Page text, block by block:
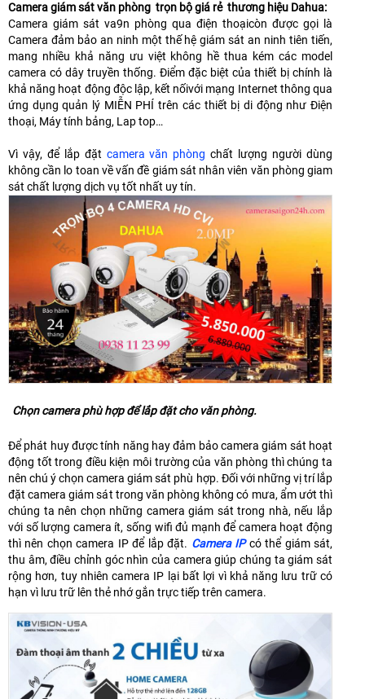
Camera giám sát văn phòng trọn bộ giá rẻ thương hiệu Dahua:
Camera giám sát va9n phòng qua điện thoạicòn được gọi là
Camera đảm bảo an ninh một thế hệ giám sát an ninh tiên tiến,
mang nhiều khả năng ưu việt không hề thua kém các model
camera có dây truyền thống. Điểm đặc biệt của thiết bị chính là
khả năng hoạt động độc lập, kết nốivới mạng Internet thông qua
ứng dụng quản lý MIỄN PHÍ trên các thiết bị di động như Điện
thoại, Máy tính bảng, Lap top…
Vì vậy, để lắp đặt camera văn phòng chất lượng người dùng
không cần lo toan về vấn đề giám sát nhân viên văn phòng giam
sát chất lượng dịch vụ tốt nhất uy tín.
Chọn camera phù hợp để lắp đặt cho văn phòng.
Để phát huy được tính năng hay đảm bảo camera giám sát hoạt
động tốt trong điều kiện môi trường của văn phòng thì chúng ta
nên chú ý chọn camera giám sát phù hợp. Đối với những vị trí lắp
đặt camera giám sát trong văn phòng không có mưa, ẩm ướt thì
chúng ta nên chọn những camera giám sát trong nhà, nếu lắp
với số lượng camera ít, sống wifi đủ mạnh để camera hoạt động
thì nên chọn camera IP để lắp đặt. Camera IPcó thể giám sát,
thu âm, điều chỉnh góc nhìn của camera giúp chúng ta giám sát
rộng hơn, tuy nhiên camera IP lại bất lợi vì khả năng lưu trữ có
hạn vì lưu trữ lên thẻ nhớ gắn trực tiếp trên camera.